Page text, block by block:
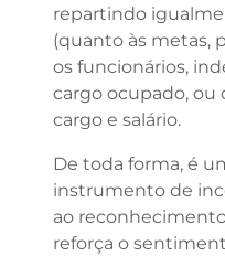
repartindo
(quanto às metas,
os funcionários,
cargo ocupado, ou
cargo e salário.
De toda forma, é
instrumento de
ao
reforça o